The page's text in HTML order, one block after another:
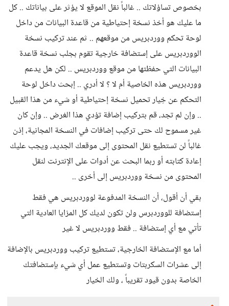
بخصوص تساؤلاتك .. غالباً نقل الموقع لا يؤثر على بياناتك .. كل
ما عليك هو أخذ نسخة إحتياطية من قاعدة البيانات من داخل
لوحة تحكم ووردبريس من موقعهم .. ثم عند تركيب نسخة
الووردبريس على إستضافة خارجية تقوم بجلب نسخة قاعدة
البيانات التي حفظتها من موقع ووردبريس .. لكن هل يدعم
ووردبريس هذه الخاصية أم لا ؟ لا أدري .. إبحث داخل لوحة
التحكم عن خِيار تحميل نسخة إحتياطية أو شيء من هذا القبيل
.. وإن لم تجد، قم بتركيب إضافة تؤدي هذا الغرض .. وإن كان
غير مسموح لك حتى تركيب إضافات في النسخة المجانية، إذن
غالباً لن تستطيع نقل المحتوى إلى موقعك الجديد، ويجب عليك
إعادة كتابته أو ربما البحث عن أدوات على الإنترنت لنقل
المحتوى من نسخة ووردبريس إلى أخرى ..
بقي أن أقول، أن النسخة المدفوعة لووردبريس هي فقط
إستضافة للووردبرس ولن تكون لديك كل المزايا العادية التي
تأتي مع أي إستضافة .. فقط ووردبريس لا غير
أما مع الإستضافة الخارجية، تستطيع تركيب ووردبريس بالإضافة
إلى عشرات السكربتات وتستطيع عمل أي شيء بإستضافتك
الخاصة بدون قيود تقريباً ، ولك الخيار